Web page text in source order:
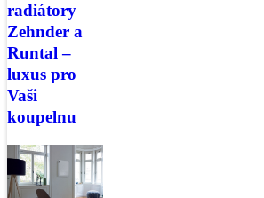
radiátory
Zehnder a
Runtal –
luxus pro
Vaši
koupelnu